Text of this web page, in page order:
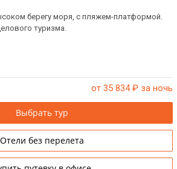
берегу моря, с пляжем-платформой.
туризма.
от 35 834₽ за ночь
Выбрать тур
Отели без перелета